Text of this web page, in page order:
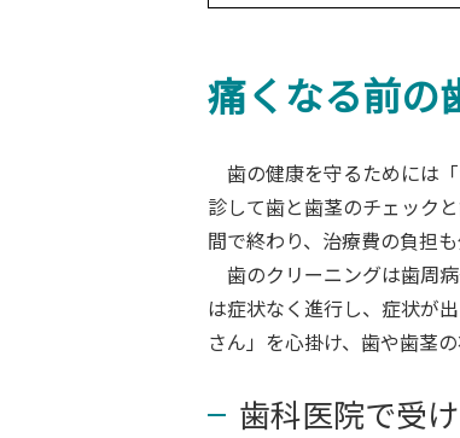
痛くなる前の
歯の健康を守るためには
診して歯と歯茎のチェック
間で終わり、治療費の負担も
歯のクリーニングは歯周
は症状なく進行し、症状が
さん」を心掛け、歯や歯茎
歯科医院で受